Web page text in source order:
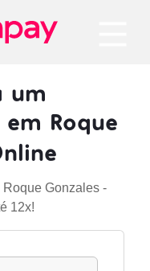
um
em Roque
Gonzales -
12x!